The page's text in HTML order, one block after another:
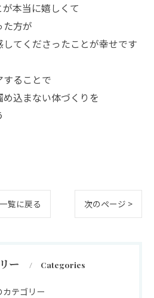
本当に嬉しくて
た方が
てくださったことが幸せです
することで
込まない体づくりを
一覧に戻る 次のページ >
ー Categories
カテゴリー